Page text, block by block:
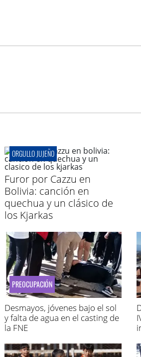
ORGULLO JUJEÑO
Furor por Cazzu en
Bolivia: canción en
quechua y un clásico de
los Kjarkas
PREOCUPACIÓN
Desmayos, jóvenes bajo el sol
y falta de agua en el casting de
la FNE